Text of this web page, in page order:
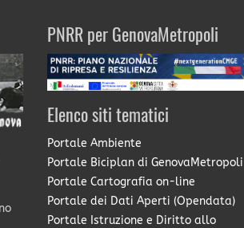
PNRR per GenovaMetropoli
Elenco siti tematici
Portale Ambiente
Portale Biciplan di GenovaMetropoli
Portale Cartografia on-line
Portale dei Dati Aperti (Opendata)
Portale Istruzione e Diritto allo